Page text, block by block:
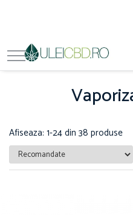
Afiseaza: 1-24din 38 produse